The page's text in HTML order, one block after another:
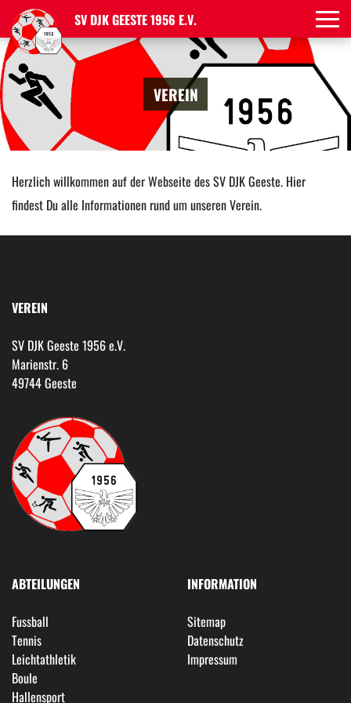
SV DJK GEESTE 1956 E.V.
VEREIN
Herzlich willkommen auf der Webseite des SV DJK Geeste. Hier
findest Du alle Informationen rund um unseren Verein.
VEREIN
SV DJK Geeste 1956 e.V.
Marienstr. 6
49744 Geeste
ABTEILUNGEN
Fussball
Tennis
Leichtathletik
Boule
Hallensport
INFORMATION
Sitemap
Datenschutz
Impressum